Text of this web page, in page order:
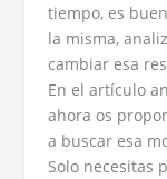
tiempo, es
la misma,
cambiar esa
En el artículo
ahora os
a buscar esa
Solo necesitas